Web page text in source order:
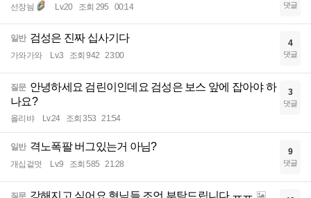
선장늼 Lv.20 조회 295 00:14 댓글
일반 검성은 진짜 십사기다
가와가와 Lv.3 조회 942 23:00
4
댓글
질문 안녕하세요 검린이인데요 검성은 보스 앞에 잡아야 하
나요?
올리뱌 Lv.24 조회 353 21:54
3
댓글
일반 격노폭팔 버그있는거 아님?
개십겉멋 Lv.9 조회 585 21:28
9
댓글
질문 강해지고 싶어요 형님들 조언 부탁드립니다 ㅠㅠ